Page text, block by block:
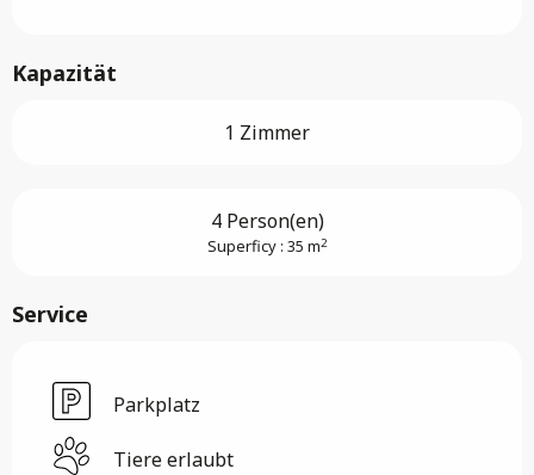
Kapazität
1 Zimmer
4 Person(en)
Superficy : 35 m2
Service
Parkplatz
Tiere erlaubt